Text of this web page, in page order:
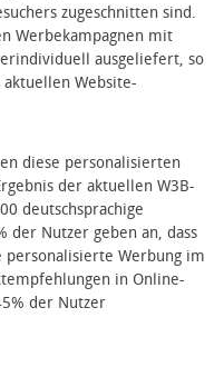
zugeschnitten sind.
Werbekampagnen mit
ausgeliefert, so
Website-
diese personalisierten
der aktuellen W3B-
deutschsprachige
Nutzer geben an, dass
personalisierte Werbung im
in Online-
der Nutzer